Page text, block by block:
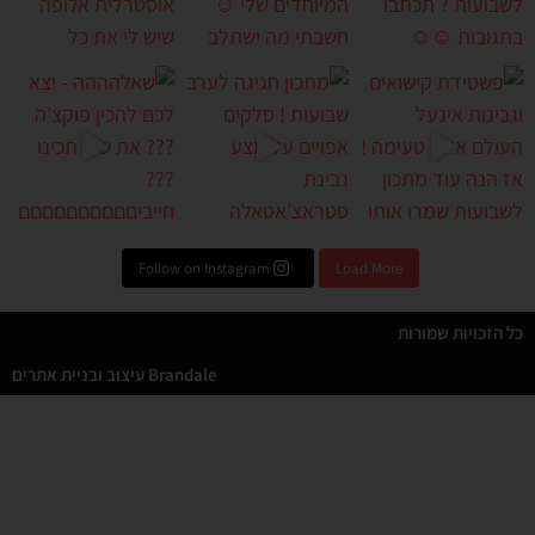
Load More
Follow on Instagram
כל הזכויות שמורות
Brandale עיצוב ובניית אתרים